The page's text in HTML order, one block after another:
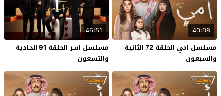
40:08
مسلسل امي الحلقة 72 الثانية
والسبعون
46:51
مسلسل اسر الحلقة 91 الحادية
والتسعون